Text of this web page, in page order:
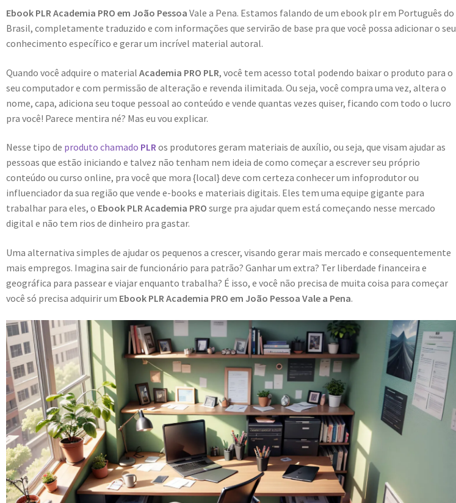
Ebook PLR Academia PRO em João Pessoa Vale a Pena. Estamos falando de um ebook plr em Português do
Brasil, completamente traduzido e com informações que servirão de base pra que você possa adicionar o seu
conhecimento específico e gerar um incrível material autoral.
Quando você adquire o material Academia PRO PLR, você tem acesso total podendo baixar o produto para o
seu computador e com permissão de alteração e revenda ilimitada. Ou seja, você compra uma vez, altera o
nome, capa, adiciona seu toque pessoal ao conteúdo e vende quantas vezes quiser, ficando com todo o lucro
pra você! Parece mentira né? Mas eu vou explicar.
Nesse tipo de produto chamado PLRos produtores geram materiais de auxílio, ou seja, que visam ajudar as
pessoas que estão iniciando e talvez não tenham nem ideia de como começar a escrever seu próprio
conteúdo ou curso online, pra você que mora {local} deve com certeza conhecer um infoprodutor ou
influenciador da sua região que vende e-books e materiais digitais. Eles tem uma equipe gigante para
trabalhar para eles, o Ebook PLR Academia PRO surge pra ajudar quem está começando nesse mercado
digital e não tem rios de dinheiro pra gastar.
Uma alternativa simples de ajudar os pequenos a crescer, visando gerar mais mercado e consequentemente
mais empregos. Imagina sair de funcionário para patrão? Ganhar um extra? Ter liberdade financeira e
geográfica para passear e viajar enquanto trabalha? É isso, e você não precisa de muita coisa para começar
você só precisa adquirir um Ebook PLR Academia PRO em João Pessoa Vale a Pena.